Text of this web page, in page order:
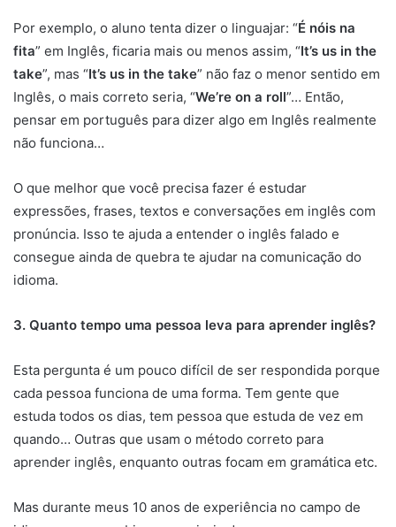
Por exemplo, o aluno tenta dizer o linguajar: “É nóis na
fita” em Inglês, ficaria mais ou menos assim, “It’s us in the
take”, mas “It’s us in the take” não faz o menor sentido em
Inglês, o mais correto seria, “We’re on a roll”… Então,
pensar em português para dizer algo em Inglês realmente
não funciona…
O que melhor que você precisa fazer é estudar
expressões, frases, textos e conversações em inglês com
pronúncia. Isso te ajuda a entender o inglês falado e
consegue ainda de quebra te ajudar na comunicação do
idioma.
3. Quanto tempo uma pessoa leva para aprender inglês?
Esta pergunta é um pouco difícil de ser respondida porque
cada pessoa funciona de uma forma. Tem gente que
estuda todos os dias, tem pessoa que estuda de vez em
quando… Outras que usam o método correto para
aprender inglês, enquanto outras focam em gramática etc.
Mas durante meus 10 anos de experiência no campo de